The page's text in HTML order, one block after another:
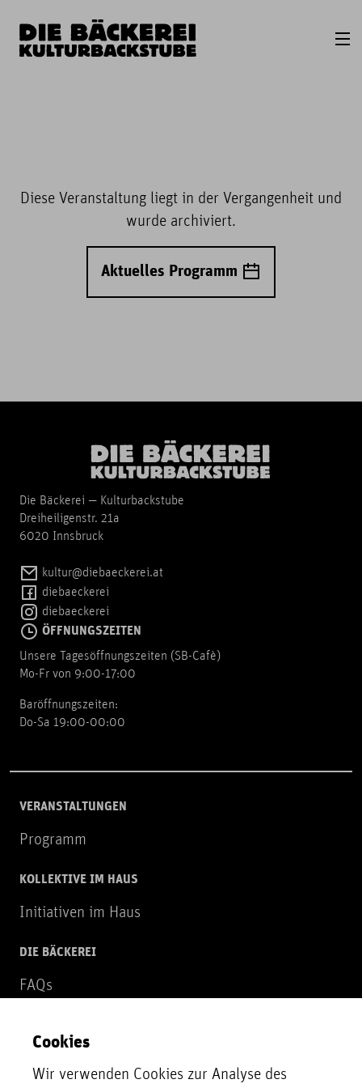
Diese Veranstaltung liegt in der Vergangenheit und
wurde archiviert.
Aktuelles Programm
Die Bäckerei — Kulturbackstube
Dreiheiligenstr. 21a
6020 Innsbruck
kultur@diebaeckerei.at
diebaeckerei
diebaeckerei
ÖFFNUNGSZEITEN
Unsere Tagesöffnungszeiten (SB-Cafè)
Mo-Fr von 9:00-17:00
Baröffnungszeiten:
Do-Sa 19:00-00:00
VERANSTALTUNGEN
Programm
KOLLEKTIVE IM HAUS
Initiativen im Haus
DIE BÄCKEREI
FAQs
NEWSLETTER
Zur Newsletter Anmeldung
Cookies
Wir verwenden Cookies zur Analyse des